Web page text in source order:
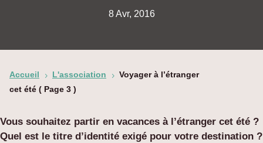
8 Avr, 2016
Accueil 5 L'association 5 Voyager à l’étranger
cet été ( Page 3 )
Vous souhaitez partir en vacances à l’étranger cet été ?
Quel est le titre d’identité exigé pour votre destination ?